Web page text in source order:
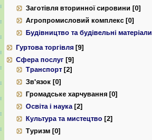
Заготівля вторинної сировини [0]
Агропромисловий комплекс [0]
Будівництво та будівельні матеріали
Гуртова торгівля [9]
Сфера послуг [9]
Транспорт [2]
Зв'язок [0]
Громадське харчування [0]
Освіта і наука [2]
Культура та мистецтво [2]
Туризм [0]